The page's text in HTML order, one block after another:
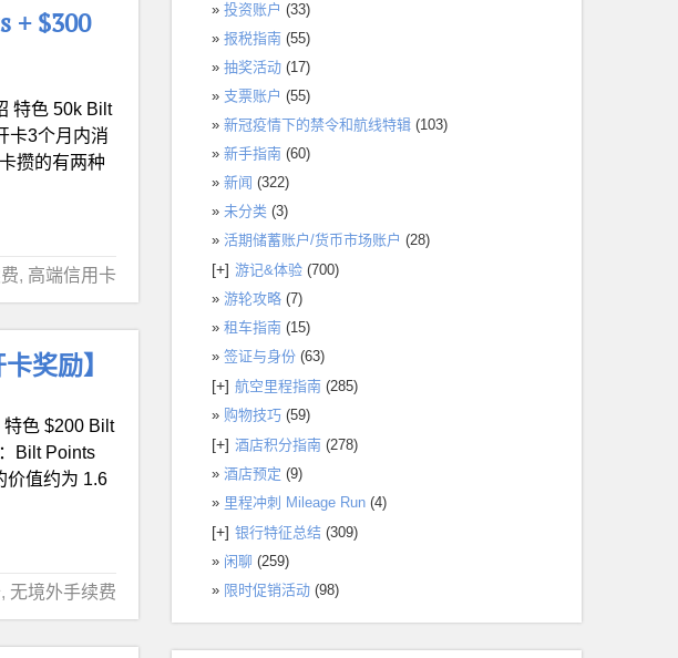
+ $300
特色 50k Bilt
卡3个月内消
攒的有两种
, 高端信用卡
奖励】
特色 $200 Bilt
Bilt Points
价值约为 1.6
, 无境外手续费
投资账户 (33)
报税指南 (55)
抽奖活动 (17)
支票账户 (55)
新冠疫情下的禁令和航线特辑 (103)
新手指南 (60)
新闻 (322)
未分类 (3)
活期储蓄账户/货币市场账户 (28)
[+] 游记&体验 (700)
游轮攻略 (7)
租车指南 (15)
签证与身份 (63)
[+] 航空里程指南 (285)
购物技巧 (59)
[+] 酒店积分指南 (278)
酒店预定 (9)
里程冲刺 Mileage Run (4)
[+] 银行特征总结 (309)
闲聊 (259)
限时促销活动 (98)